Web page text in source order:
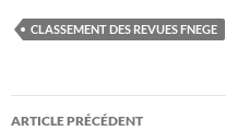
CLASSEMENT DES REVUES FNEGE
Navigation
ARTICLE PRÉCÉDENT